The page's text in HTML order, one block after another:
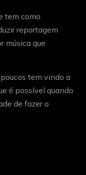
tem como
reportagem
música que
poucos tem vindo a
é possível quando
de fazer o